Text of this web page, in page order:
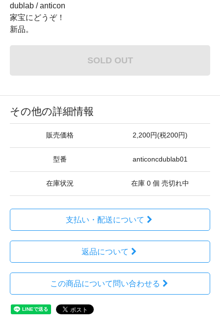
dublab / anticon
家宝にどうぞ！
新品。
SOLD OUT
その他の詳細情報
販売価格 2,200円(税200円)
型番 anticoncdublab01
在庫状況 在庫 0 個 売切れ中
支払い・配送について
返品について
この商品について問い合わせる